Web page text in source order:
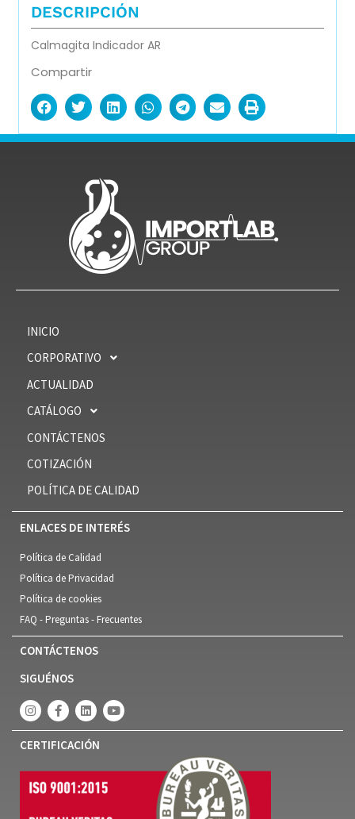
DESCRIPCIÓN
Calmagita Indicador AR
Compartir
INICIO
CORPORATIVO
ACTUALIDAD
CATÁLOGO
CONTÁCTENOS
COTIZACIÓN
POLÍTICA DE CALIDAD
ENLACES DE INTERÉS
Política de Calidad
Política de Privacidad
Política de cookies
FAQ - Preguntas - Frecuentes
CONTÁCTENOS
SIGUÉNOS
CERTIFICACIÓN